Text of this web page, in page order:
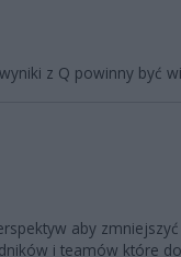
z Q powinny być
aby
i teamów które